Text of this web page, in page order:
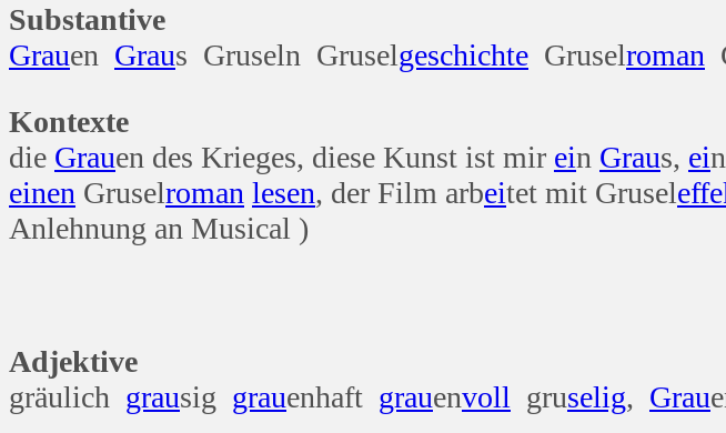
Substantive
Grauen Graus Gruseln Gruselgeschichte Gruselroman
Kontexte
die Grauen des Krieges, diese Kunst ist mir ein Graus, ei
einen Gruselroman lesen, der Film arbeitet mit Grusel
Anlehnung an Musical )
Adjektive
gräulich grausig grauenhaft grauenvoll gruselig, Grau